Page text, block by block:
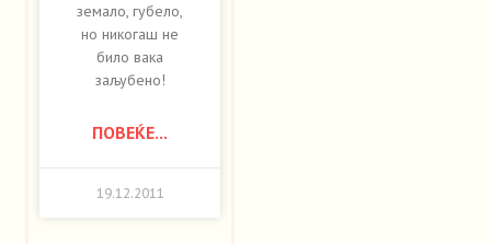
земало, губело,
но никогаш не
било вака
заљубено!
ПОВЕЌЕ...
19.12.2011